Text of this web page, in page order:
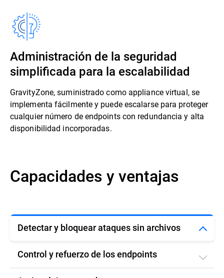
Administración de la seguridad
simplificada para la escalabilidad
GravityZone, suministrado como appliance virtual, se
implementa fácilmente y puede escalarse para proteger
cualquier número de endpoints con redundancia y alta
disponibilidad incorporadas.
Capacidades y ventajas
Detectar y bloquear ataques sin archivos
Control y refuerzo de los endpoints